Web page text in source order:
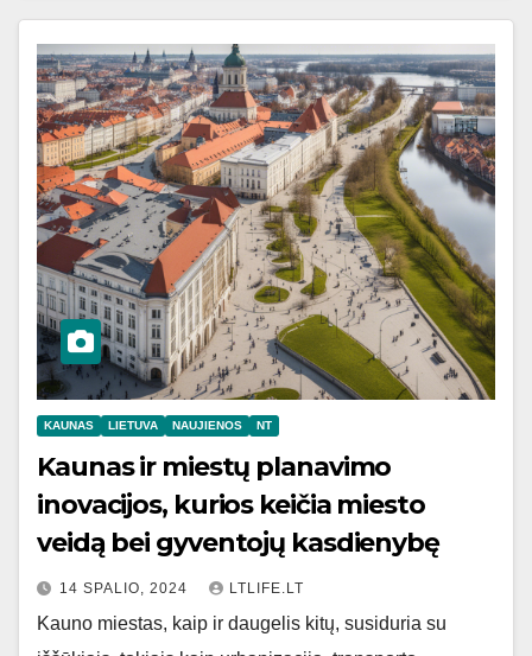
KAUNAS LIETUVA NAUJIENOS NT
Kaunas ir miestų planavimo
inovacijos, kurios keičia miesto
veidą bei gyventojų kasdienybę
14 SPALIO, 2024 LTLIFE.LT
Kauno miestas, kaip ir daugelis kitų, susiduria su